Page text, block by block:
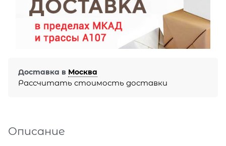
Доставка в Москва
Рассчитать стоимость доставки
Описание